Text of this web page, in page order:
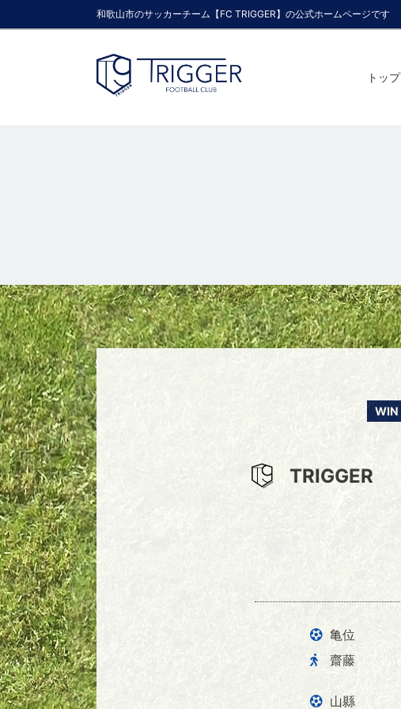
和歌山市のサッカーチーム【FC TRIGGER】の公式ホームページです
トップ
WIN
TRIGGER
亀位
齋藤
山縣